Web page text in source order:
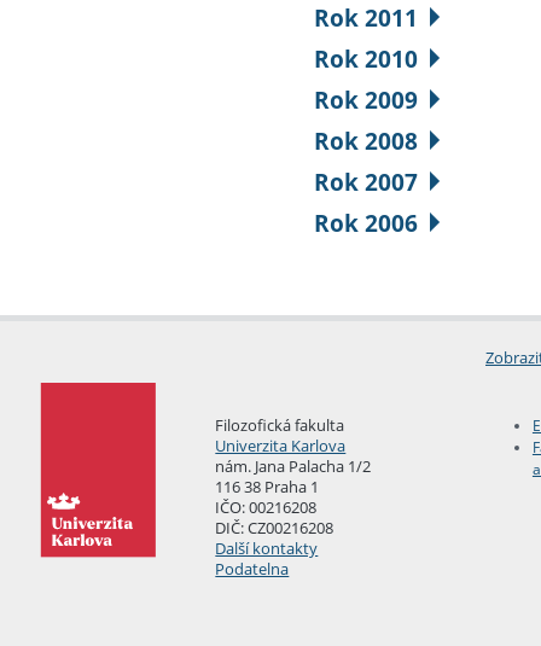
Rok 2011
Rok 2010
Rok 2009
Rok 2008
Rok 2007
Rok 2006
Filozofická fakulta
Univerzita Karlova
nám. Jana Palacha 1/2
116 38 Praha 1
IČO: 00216208
DIČ: CZ00216208
Další kontakty
Podatelna